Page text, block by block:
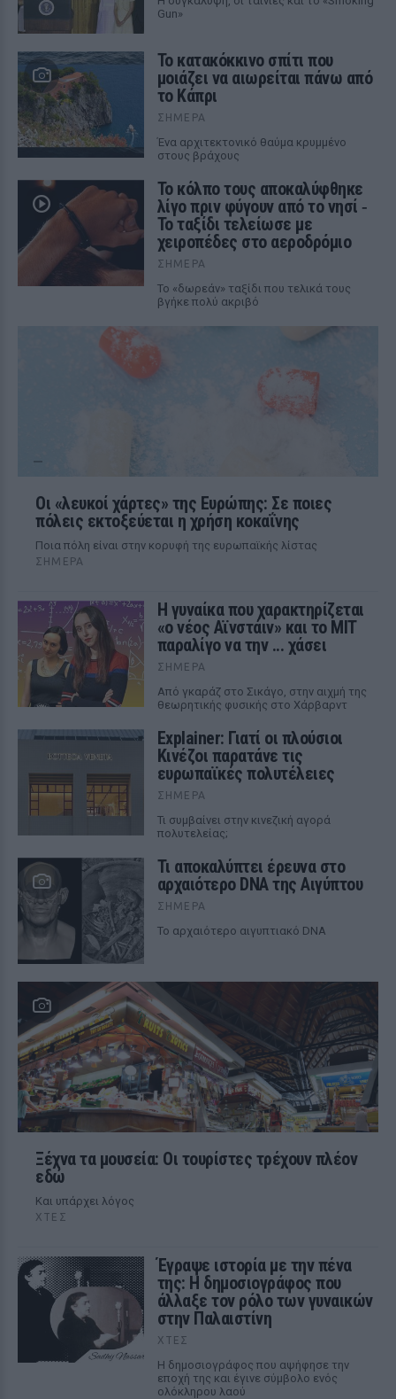
Gun»
Το κατακόκκινο σπίτι που
μοιάζει να αιωρείται πάνω από
το Κάπρι
ΣΉΜΕΡΑ
Ένα αρχιτεκτονικό θαύμα κρυμμένο
στους βράχους
Το κόλπο τους αποκαλύφθηκε
λίγο πριν φύγουν από το νησί ‑
Το ταξίδι τελείωσε με
χειροπέδες στο αεροδρόμιο
ΣΉΜΕΡΑ
Το «δωρεάν» ταξίδι που τελικά τους
βγήκε πολύ ακριβό
Οι «λευκοί χάρτες» της Ευρώπης: Σε ποιες
πόλεις εκτοξεύεται η χρήση κοκαΐνης
Ποια πόλη είναι στην κορυφή της ευρωπαϊκής λίστας
ΣΉΜΕΡΑ
Η γυναίκα που χαρακτηρίζεται
«ο νέος Αϊνστάιν» και το MIT
παραλίγο να την ... χάσει
ΣΉΜΕΡΑ
Από γκαράζ στο Σικάγο, στην αιχμή της
θεωρητικής φυσικής στο Χάρβαρντ
Explainer: Γιατί οι πλούσιοι
Κινέζοι παρατάνε τις
ευρωπαϊκές πολυτέλειες
ΣΉΜΕΡΑ
Τι συμβαίνει στην κινεζική αγορά
πολυτελείας;
Τι αποκαλύπτει έρευνα στο
αρχαιότερο DNA της Αιγύπτου
ΣΉΜΕΡΑ
Το αρχαιότερο αιγυπτιακό DNA
Ξέχνα τα μουσεία: Οι τουρίστες τρέχουν πλέον
εδώ
Και υπάρχει λόγος
ΧΤΕΣ
Έγραψε ιστορία με την πένα
της: Η δημοσιογράφος που
άλλαξε τον ρόλο των γυναικών
στην Παλαιστίνη
ΧΤΕΣ
Η δημοσιογράφος που αψήφησε την
εποχή της και έγινε σύμβολο ενός
ολόκληρου λαού